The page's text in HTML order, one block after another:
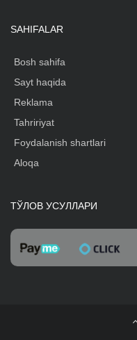
SAHIFALAR
Bosh sahifa
Sayt haqida
Reklama
Tahririyat
Foydalanish shartlari
Aloqa
ТЎЛОВ УСУЛЛАРИ